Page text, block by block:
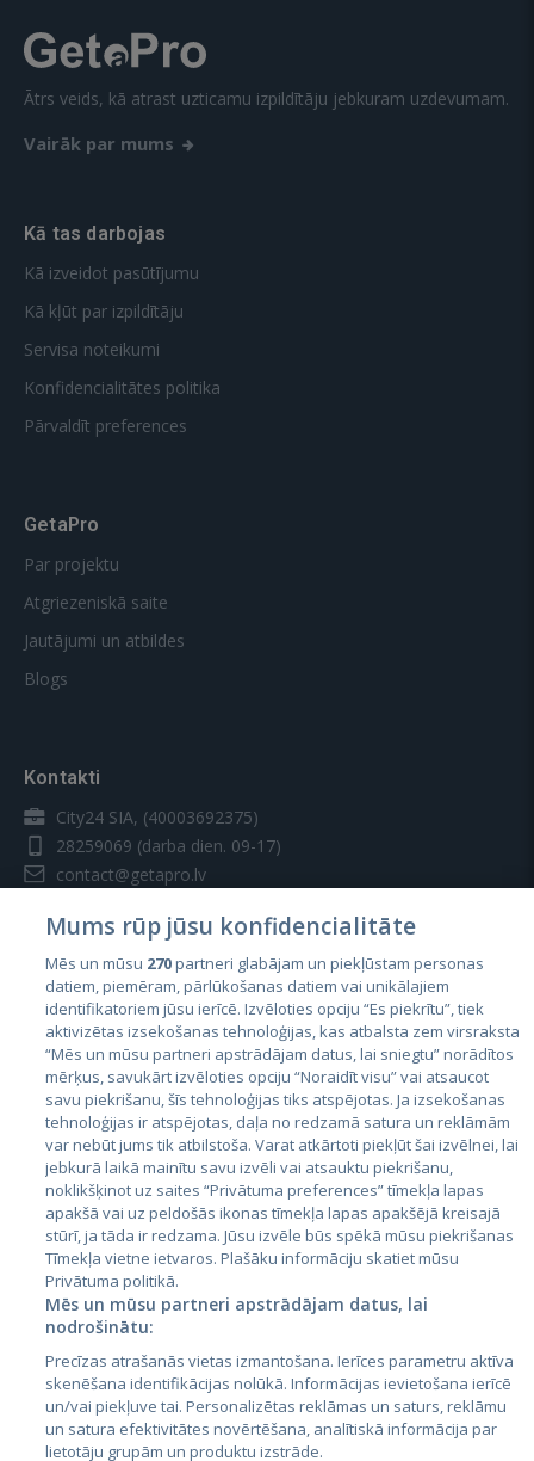
Ātrs veids, kā atrast uzticamu izpildītāju jebkuram uzdevumam.
Vairāk par mums
Kā tas darbojas
Kā izveidot pasūtījumu
Kā kļūt par izpildītāju
Servisa noteikumi
Konfidencialitātes politika
Pārvaldīt preferences
GetaPro
Par projektu
Atgriezeniskā saite
Jautājumi un atbildes
Blogs
Kontakti
City24 SIA, (40003692375)
28259069 (darba dien. 09-17)
contact@getapro.lv
Valstis
Igaunija
Latvija
Lietuva
City24.lv
City24.ee
GetaPro.lv
GetaPro.ee
CVbankas.lt
Kainos.lt
Paslaugos.lt
auto24.ee
Mums rūp jūsu konfidencialitāte
Mēs un mūsu 270partneri glabājam un piekļūstam personas
datiem, piemēram, pārlūkošanas datiem vai unikālajiem
identifikatoriem jūsu ierīcē. Izvēloties opciju “Es piekrītu”, tiek
aktivizētas izsekošanas tehnoloģijas, kas atbalsta zem virsraksta
“Mēs un mūsu partneri apstrādājam datus, lai sniegtu” norādītos
mērķus, savukārt izvēloties opciju “Noraidīt visu” vai atsaucot
savu piekrišanu, šīs tehnoloģijas tiks atspējotas. Ja izsekošanas
tehnoloģijas ir atspējotas, daļa no redzamā satura un reklāmām
var nebūt jums tik atbilstoša. Varat atkārtoti piekļūt šai izvēlnei, lai
jebkurā laikā mainītu savu izvēli vai atsauktu piekrišanu,
noklikšķinot uz saites “Privātuma preferences” tīmekļa lapas
apakšā vai uz peldošās ikonas tīmekļa lapas apakšējā kreisajā
stūrī, ja tāda ir redzama. Jūsu izvēle būs spēkā mūsu piekrišanas
Tīmekļa vietne ietvaros. Plašāku informāciju skatiet mūsu
Privātuma politikā.
Mēs un mūsu partneri apstrādājam datus, lai
nodrošinātu:
Precīzas atrašanās vietas izmantošana. Ierīces parametru aktīva
skenēšana identifikācijas nolūkā. Informācijas ievietošana ierīcē
un/vai piekļuve tai. Personalizētas reklāmas un saturs, reklāmu
un satura efektivitātes novērtēšana, analītiskā informācija par
lietotāju grupām un produktu izstrāde.